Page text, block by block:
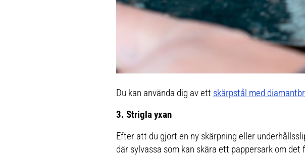
Du kan använda dig av ett skärpstål med
3. Strigla yxan
Efter att du gjort en ny skärpning eller
där sylvassa som kan skära ett pappersark om